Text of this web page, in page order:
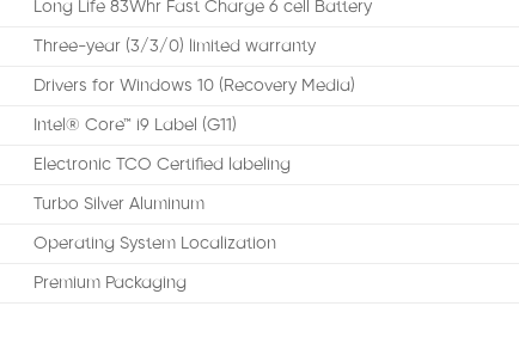
Long Life 83Whr Fast Charge 6 cell Battery
Three-year (3/3/0) limited warranty
Drivers for Windows 10 (Recovery Media)
Intel® Core™ i9 Label (G11)
Electronic TCO Certified labeling
Turbo Silver Aluminum
Operating System Localization
Premium Packaging